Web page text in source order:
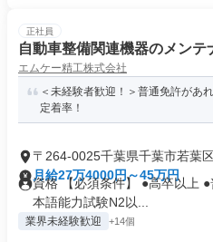
正社員
自動車整備関連機器のメンテ
エムケー精工株式会社
＜未経験者歓迎！＞普通免許があ
定着率！
〒264-0025千葉県千葉市若葉
月給27万4000円～45万円
資格 【必須条件】 ●高卒以上
本語能力試験N2以...
業界未経験歓迎 +14個